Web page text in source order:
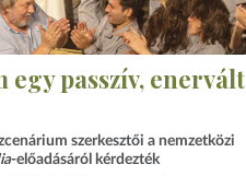
egy passzív, enervált
szerkesztői a nemzetközi
-előadásáról kérdezték